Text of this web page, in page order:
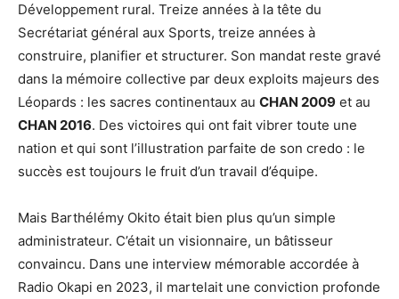
Développement rural. Treize années à la tête du
Secrétariat général aux Sports, treize années à
construire, planifier et structurer. Son mandat reste gravé
dans la mémoire collective par deux exploits majeurs des
Léopards : les sacres continentaux au CHAN 2009 et au
CHAN 2016. Des victoires qui ont fait vibrer toute une
nation et qui sont l’illustration parfaite de son credo : le
succès est toujours le fruit d’un travail d’équipe.
Mais Barthélémy Okito était bien plus qu’un simple
administrateur. C’était un visionnaire, un bâtisseur
convaincu. Dans une interview mémorable accordée à
Radio Okapi en 2023, il martelait une conviction profonde